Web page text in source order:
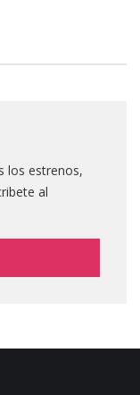
los estrenos,
al